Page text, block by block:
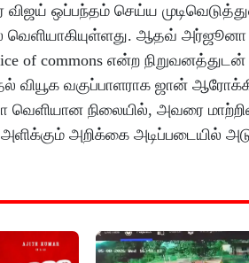
ஒப்பந்தம் செய்ய
ஆதவ் அர்ஜூனா
of commons என்ற நிறுவனத்துடன்
வியூக வகுப்பாளராக ஜான்
வெளியான நிலையில், அவரை
அறிக்கை அடிப்படையில்